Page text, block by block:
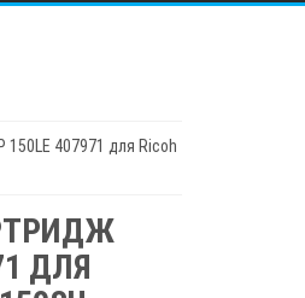
150LE 407971 для Ricoh
ДЛЯ